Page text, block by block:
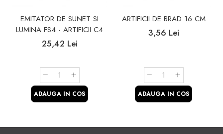
EMITATOR DE SUNET SI
LUMINA FS4 - ARTIFICII C4
25,42 Lei
ADAUGA IN COS
ARTIFICII DE BRAD 16 CM
3,56 Lei
ADAUGA IN COS